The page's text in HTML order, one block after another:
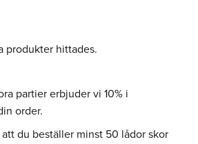
produkter hittades.
partier erbjuder vi 10% i
order.
du beställer minst 50 lådor skor